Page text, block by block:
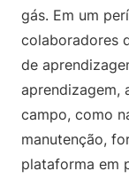
gás. Em um
colaboradores
de
aprendizagem,
campo, como
manutenção,
plataforma em